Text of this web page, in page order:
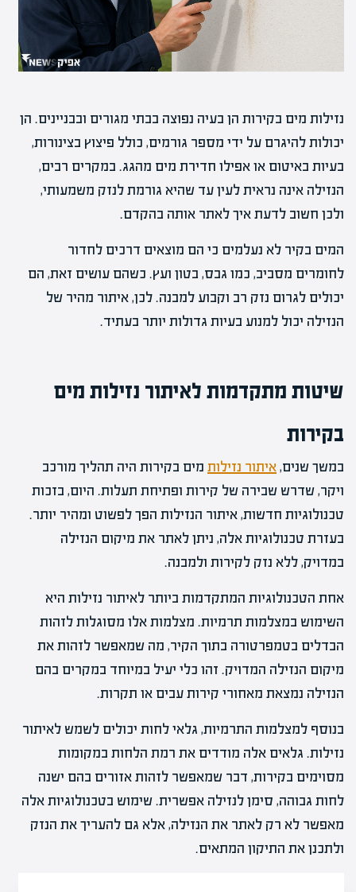
נזילות מים בקירות הן בעיה נפוצה בבתי מגורים ובבניינים. הן
יכולות להיגרם על ידי מספר גורמים, כולל פיצוץ בצינורות,
בעיות באיטום או אפילו חדירת מים מהגג. במקרים רבים,
הנזילה אינה נראית לעין עד שהיא גורמת לנזק משמעותי,
ולכן חשוב לדעת איך לאתר אותה בהקדם.
המים בקיר לא נעלמים כי הם מוצאים דרכים לחדור
לחומרים מסביב, כמו גבס, בטון ועץ. כשהם עושים זאת, הם
יכולים לגרום נזק רב וקבוע למבנה. לכן, איתור מהיר של
הנזילה יכול למנוע בעיות גדולות יותר בעתיד.
שיטות מתקדמות לאיתור נזילות מים
בקירות
במשך שנים,איתור נזילות מים בקירות היה תהליך מורכב
ויקר, שדרש שבירה של קירות ופתיחת תעלות. היום, בזכות
טכנולוגיות חדשות, איתור הנזילות הפך לפשוט ומהיר יותר.
בעזרת טכנולוגיות אלה, ניתן לאתר את מיקום הנזילה
במדויק, ללא נזק לקירות ולמבנה.
אחת הטכנולוגיות המתקדמות ביותר לאיתור נזילות היא
השימוש במצלמות תרמיות. מצלמות אלו מסוגלות לזהות
הבדלים בטמפרטורה בתוך הקיר, מה שמאפשר לזהות את
מיקום הנזילה המדויק. זהו כלי יעיל במיוחד במקרים בהם
הנזילה נמצאת מאחורי קירות עבים או תקרות.
בנוסף למצלמות התרמיות, גלאי לחות יכולים לשמש לאיתור
נזילות. גלאים אלה מודדים את רמת הלחות במקומות
מסוימים בקירות, דבר שמאפשר לזהות אזורים בהם ישנה
לחות גבוהה, סימן לנזילה אפשרית. שימוש בטכנולוגיות אלה
מאפשר לא רק לאתר את הנזילה, אלא גם להעריך את הנזק
ולתכנן את התיקון המתאים.